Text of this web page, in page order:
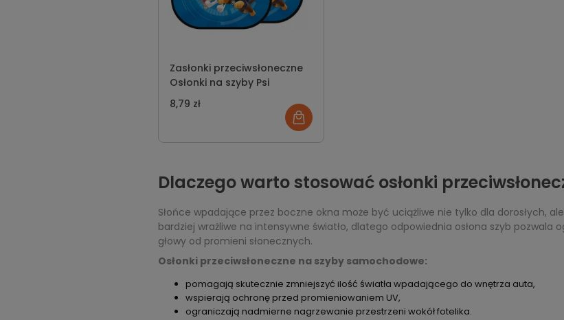
Zasłonki przeciwsłoneczne
Osłonki na szyby Psi
8,79 zł
Dlaczego warto stosować osłonki
Słońce wpadające przez boczne okna może być uciążliwe nie tylko dla dorosłych,
bardziej wrażliwe na intensywne światło, dlatego odpowiednia osłona szyb
głowy od promieni słonecznych.
Osłonki przeciwsłoneczne na szyby samochodowe:
pomagają skutecznie zmniejszyć ilość światła wpadającego do wnętrza auta,
wspierają ochronę przed promieniowaniem UV,
ograniczają nadmierne nagrzewanie przestrzeni wokół fotelika.